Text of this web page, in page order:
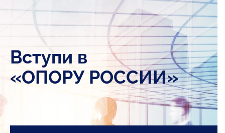
Вступи в
«ОПОРУ РОССИИ»